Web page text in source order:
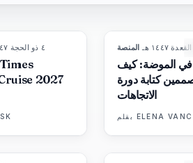
LIVE BRIEF
٤ ذو الحجة ١٤٤٧ هـ
2027
المنصة ·
الموضة: كيف
كتابة دورة
الاتجاهات
بقلم ELENA